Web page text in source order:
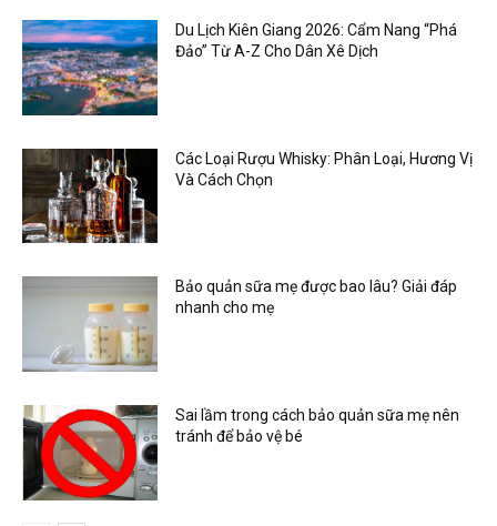
Du Lịch Kiên Giang 2026: Cẩm Nang “Phá
Đảo” Từ A-Z Cho Dân Xê Dịch
Các Loại Rượu Whisky: Phân Loại, Hương Vị
Và Cách Chọn
Bảo quản sữa mẹ được bao lâu? Giải đáp
nhanh cho mẹ
Sai lầm trong cách bảo quản sữa mẹ nên
tránh để bảo vệ bé